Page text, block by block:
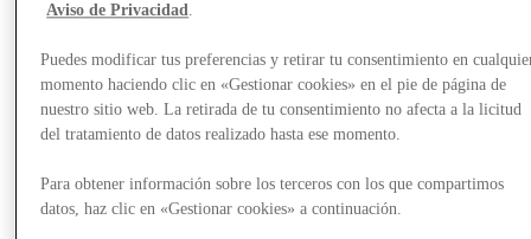
Aviso de Privacidad.
Puedes modificar tus preferencias y retirar tu consentimiento en
momento haciendo clic en «Gestionar cookies» en el pie de página de
nuestro sitio web. La retirada de tu consentimiento no afecta a la licitud
del tratamiento de datos realizado hasta ese momento.
Para obtener información sobre los terceros con los que compartimos
datos, haz clic en «Gestionar cookies» a continuación.